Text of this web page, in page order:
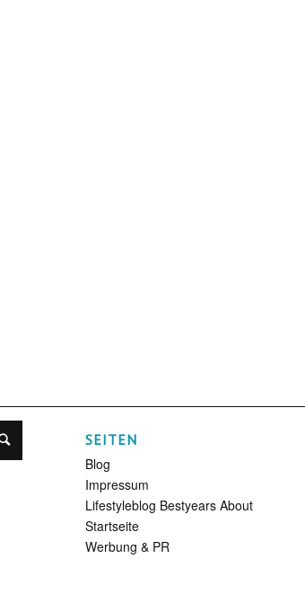
SEITEN
Blog
Impressum
Lifestyleblog Bestyears About
Startseite
Werbung & PR